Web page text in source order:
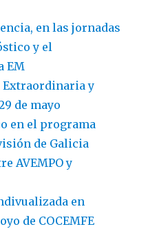
beneficio
de
AVEMPO
en las jornadas
y el
EM
Extraordinaria y
de mayo
en el programa
de Galicia
AVEMPO y
en
de COCEMFE